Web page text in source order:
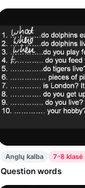
Anglų kalba 7-8 klasė
Question words